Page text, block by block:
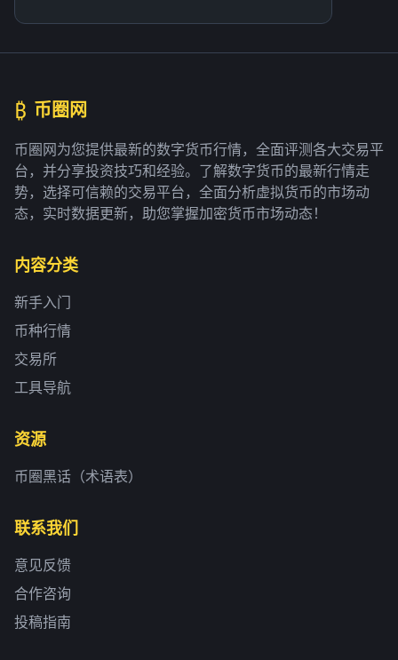
₿ 币圈网
币圈网为您提供最新的数字货币行情，全面评测各大交易平
台，并分享投资技巧和经验。了解数字货币的最新行情走
势，选择可信赖的交易平台，全面分析虚拟货币的市场动
态，实时数据更新，助您掌握加密货币市场动态！
内容分类
新手入门
币种行情
交易所
工具导航
资源
币圈黑话（术语表）
联系我们
意见反馈
合作咨询
投稿指南